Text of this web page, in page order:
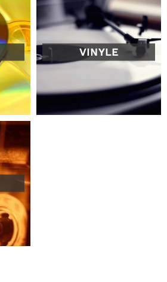
VINYLE